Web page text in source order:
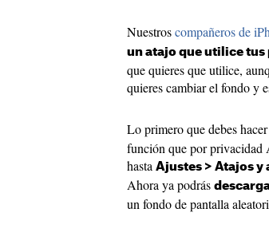
Nuestroscompañeros de
un atajo que utilice
que quieres que utilice,
quieres cambiar el fondo y
Lo primero que debes
función que por privacidad
hasta Ajustes > Atajos
Ahora ya podrás
un fondo de pantalla